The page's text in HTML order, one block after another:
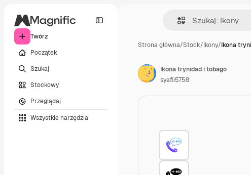
Twórz
Początek
Szukaj
Stockowy
Przeglądaj
Wszystkie narzędzia
Strona główna/Stock/Ikony/Ikona
Ikona trynidad i tobago
syafii5758